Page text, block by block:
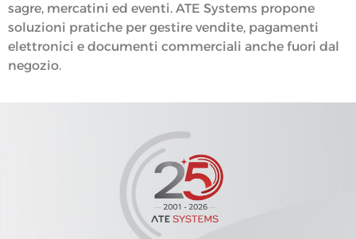
sagre, mercatini ed eventi. ATE Systems propone
soluzioni pratiche per gestire vendite, pagamenti
elettronici e documenti commerciali anche fuori dal
negozio.